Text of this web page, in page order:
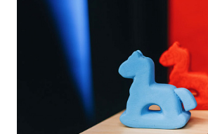
Все программы
О школе